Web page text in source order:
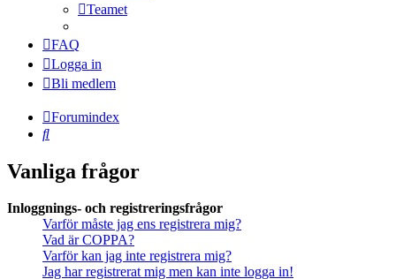
Teamet
FAQ
Logga in
Bli medlem
Forumindex
Sök
Vanliga frågor
Inloggnings- och registreringsfrågor
Varför måste jag ens registrera mig?
Vad är COPPA?
Varför kan jag inte registrera mig?
Jag har registrerat mig men kan inte logga in!